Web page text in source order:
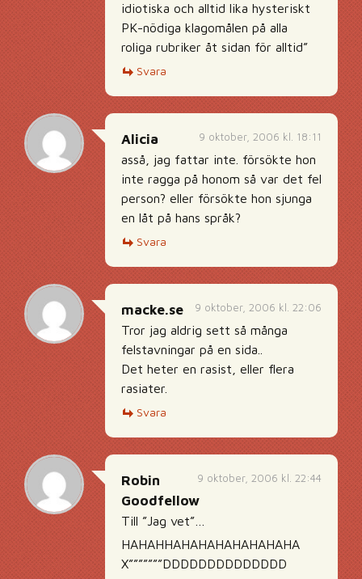
idiotiska och alltid lika hysteriskt
PK-nödiga klagomålen på alla
roliga rubriker åt sidan för alltid”
Svara
9 oktober, 2006 kl. 18:11
Alicia
asså, jag fattar inte. försökte hon
inte ragga på honom så var det fel
person? eller försökte hon sjunga
en låt på hans språk?
Svara
9 oktober, 2006 kl. 22:06
macke.se
Tror jag aldrig sett så många
felstavningar på en sida..
Det heter en rasist, eller flera
rasiater.
Svara
9 oktober, 2006 kl. 22:44
Robin
Goodfellow
Till ”Jag vet”…
HAHAHHAHAHAHAHAHAHAHA
X”””””””DDDDDDDDDDDDDD